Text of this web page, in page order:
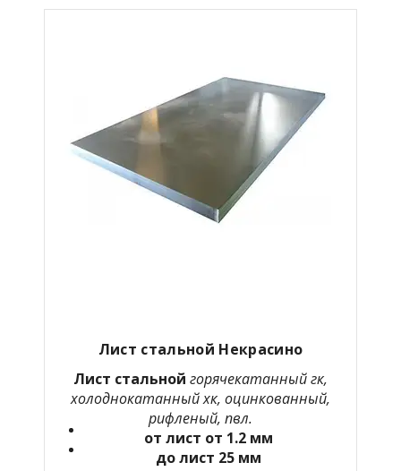
Лист стальной Некрасино
Лист стальной горячекатанный гк,
холоднокатанный хк, оцинкованный,
рифленый, пвл.
от лист от 1.2 мм
до лист 25 мм